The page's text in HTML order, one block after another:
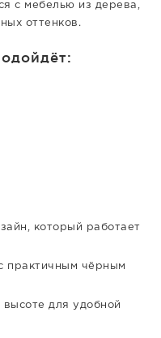
с мебелью из дерева,
оттенков.
который работает
практичным чёрным
для удобной